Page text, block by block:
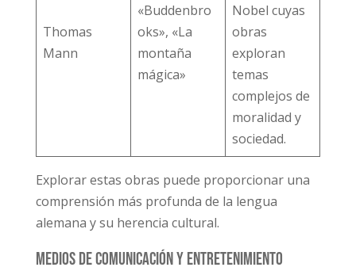
Thomas
Mann
«Buddenbro
oks», «La
montaña
mágica»
Nobel cuyas
obras
exploran
temas
complejos de
moralidad y
sociedad.
Explorar estas obras puede proporcionar una
comprensión más profunda de la lengua
alemana y su herencia cultural.
Medios de comunicación y entretenimiento